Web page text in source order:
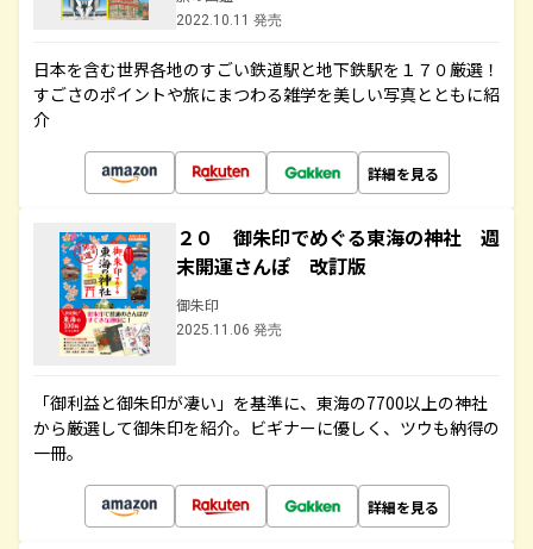
2022.10.11 発売
日本を含む世界各地のすごい鉄道駅と地下鉄駅を１７０厳選！
すごさのポイントや旅にまつわる雑学を美しい写真とともに紹
介
詳細を見る
２０ 御朱印でめぐる東海の神社 週
末開運さんぽ 改訂版
御朱印
2025.11.06 発売
「御利益と御朱印が凄い」を基準に、東海の7700以上の神社
から厳選して御朱印を紹介。ビギナーに優しく、ツウも納得の
一冊。
詳細を見る